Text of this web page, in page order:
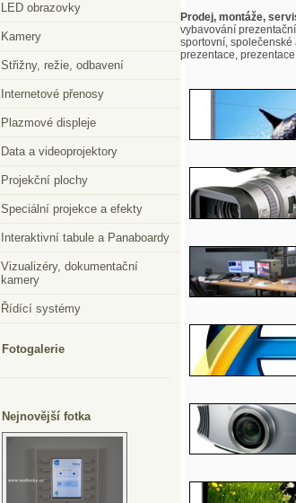
Prodej, montáže,
vybavování
sportovní, společenské
prezentace,
LED obrazovky
Kamery
Střižny, režie, odbavení
Internetové přenosy
Plazmové displeje
Data a videoprojektory
Projekční plochy
Speciální projekce a efekty
Interaktivní tabule a Panaboardy
Vizualizéry, dokumentační
kamery
Řídící systémy
Fotogalerie
Nejnovější fotka